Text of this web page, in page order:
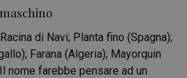
di Navi; Planta fino (Spagna);
Farana (Algeria); Mayorquin
nome farebbe pensare ad un